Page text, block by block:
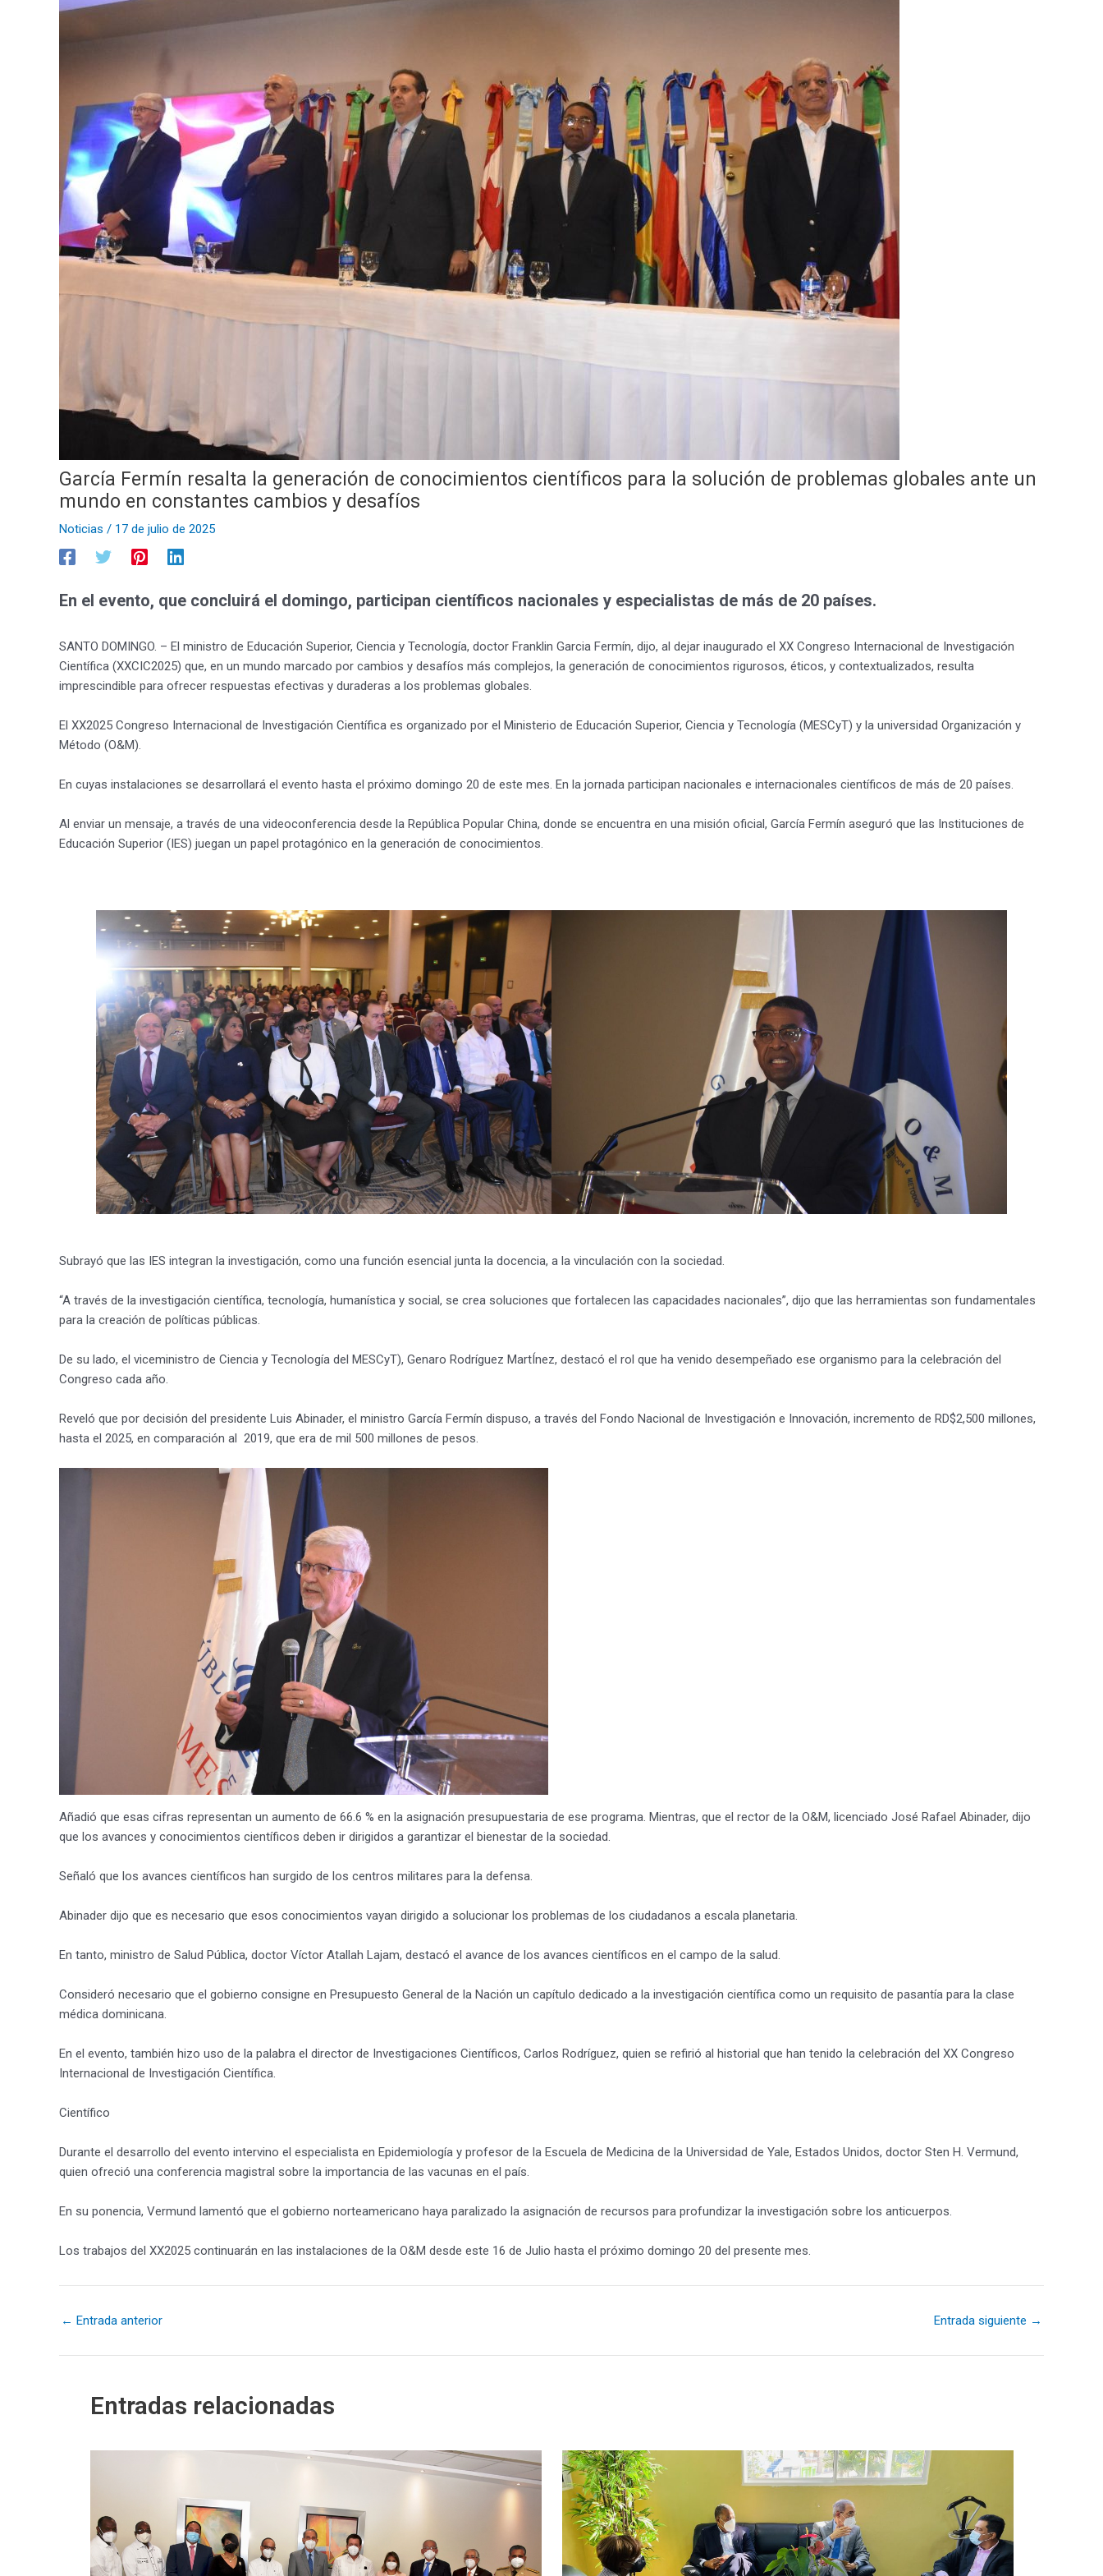
García Fermín resalta la generación de conocimientos científicos para la solución de problemas globales ante un
mundo en constantes cambios y desafíos
Noticias / 17 de julio de 2025
En el evento, que concluirá el domingo, participan científicos nacionales y especialistas de más de 20 países.
SANTO DOMINGO. – El ministro de Educación Superior, Ciencia y Tecnología, doctor Franklin Garcia Fermín, dijo, al dejar inaugurado el XX Congreso Internacional de Investigación
Científica (XXCIC2025) que, en un mundo marcado por cambios y desafíos más complejos, la generación de conocimientos rigurosos, éticos, y contextualizados, resulta
imprescindible para ofrecer respuestas efectivas y duraderas a los problemas globales.
El XX2025 Congreso Internacional de Investigación Científica es organizado por el Ministerio de Educación Superior, Ciencia y Tecnología (MESCyT) y la universidad Organización y
Método (O&M).
En cuyas instalaciones se desarrollará el evento hasta el próximo domingo 20 de este mes. En la jornada participan nacionales e internacionales científicos de más de 20 países.
Al enviar un mensaje, a través de una videoconferencia desde la República Popular China, donde se encuentra en una misión oficial, García Fermín aseguró que las Instituciones de
Educación Superior (IES) juegan un papel protagónico en la generación de conocimientos.
Subrayó que las IES integran la investigación, como una función esencial junta la docencia, a la vinculación con la sociedad.
“A través de la investigación científica, tecnología, humanística y social, se crea soluciones que fortalecen las capacidades nacionales”, dijo que las herramientas son fundamentales
para la creación de políticas públicas.
De su lado, el viceministro de Ciencia y Tecnología del MESCyT), Genaro Rodríguez MartÍnez, destacó el rol que ha venido desempeñado ese organismo para la celebración del
Congreso cada año.
Reveló que por decisión del presidente Luis Abinader, el ministro García Fermín dispuso, a través del Fondo Nacional de Investigación e Innovación, incremento de RD$2,500 millones,
hasta el 2025, en comparación al 2019, que era de mil 500 millones de pesos.
Añadió que esas cifras representan un aumento de 66.6 % en la asignación presupuestaria de ese programa. Mientras, que el rector de la O&M, licenciado José Rafael Abinader, dijo
que los avances y conocimientos científicos deben ir dirigidos a garantizar el bienestar de la sociedad.
Señaló que los avances científicos han surgido de los centros militares para la defensa.
Abinader dijo que es necesario que esos conocimientos vayan dirigido a solucionar los problemas de los ciudadanos a escala planetaria.
En tanto, ministro de Salud Pública, doctor Víctor Atallah Lajam, destacó el avance de los avances científicos en el campo de la salud.
Consideró necesario que el gobierno consigne en Presupuesto General de la Nación un capítulo dedicado a la investigación científica como un requisito de pasantía para la clase
médica dominicana.
En el evento, también hizo uso de la palabra el director de Investigaciones Científicos, Carlos Rodríguez, quien se refirió al historial que han tenido la celebración del XX Congreso
Internacional de Investigación Científica.
Científico
Durante el desarrollo del evento intervino el especialista en Epidemiología y profesor de la Escuela de Medicina de la Universidad de Yale, Estados Unidos, doctor Sten H. Vermund,
quien ofreció una conferencia magistral sobre la importancia de las vacunas en el país.
En su ponencia, Vermund lamentó que el gobierno norteamericano haya paralizado la asignación de recursos para profundizar la investigación sobre los anticuerpos.
Los trabajos del XX2025 continuarán en las instalaciones de la O&M desde este 16 de Julio hasta el próximo domingo 20 del presente mes.
← Entrada anterior Entrada siguiente →
Entradas relacionadas